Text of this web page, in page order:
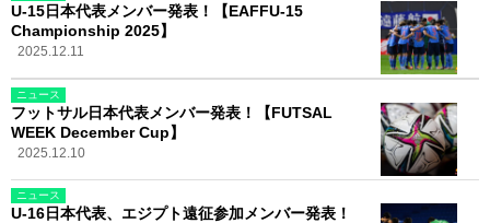
U-15日本代表メンバー発表！【EAFFU-15
Championship 2025】
2025.12.11
ニュース
フットサル日本代表メンバー発表！【FUTSAL
WEEK December Cup】
2025.12.10
ニュース
U-16日本代表、エジプト遠征参加メンバー発表！